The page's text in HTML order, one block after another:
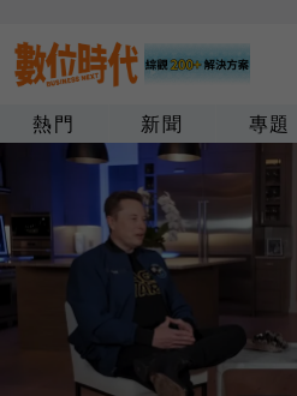
熱門 新聞 專題